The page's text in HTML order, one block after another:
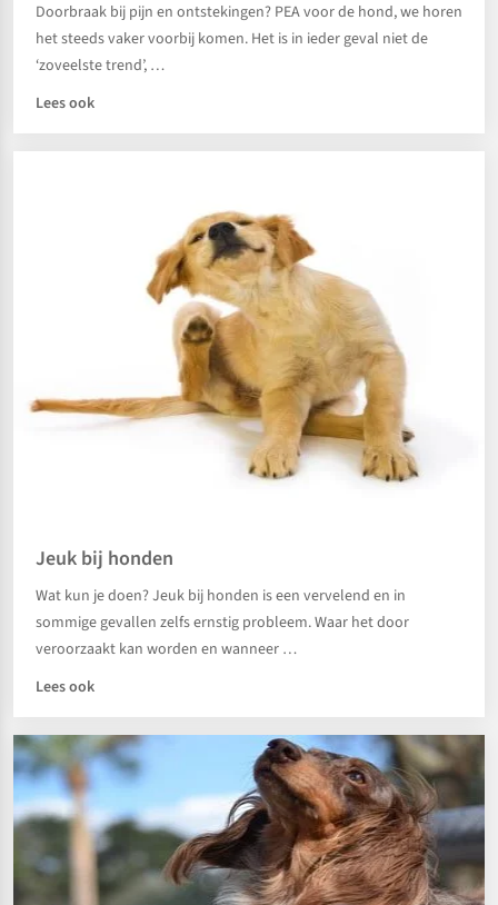
Doorbraak bij pijn en ontstekingen? PEA voor de hond, we horen
het steeds vaker voorbij komen. Het is in ieder geval niet de
‘zoveelste trend’, …
Lees ook
Jeuk bij honden
Wat kun je doen? Jeuk bij honden is een vervelend en in
sommige gevallen zelfs ernstig probleem. Waar het door
veroorzaakt kan worden en wanneer …
Lees ook